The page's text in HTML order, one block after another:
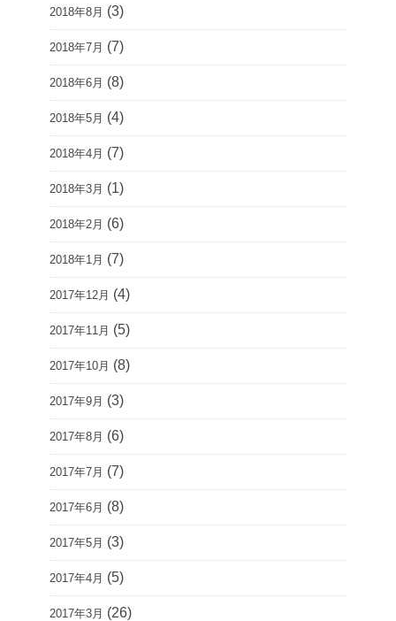
2018年8月 (3)
2018年7月 (7)
2018年6月 (8)
2018年5月 (4)
2018年4月 (7)
2018年3月 (1)
2018年2月 (6)
2018年1月 (7)
2017年12月 (4)
2017年11月 (5)
2017年10月 (8)
2017年9月 (3)
2017年8月 (6)
2017年7月 (7)
2017年6月 (8)
2017年5月 (3)
2017年4月 (5)
2017年3月 (26)